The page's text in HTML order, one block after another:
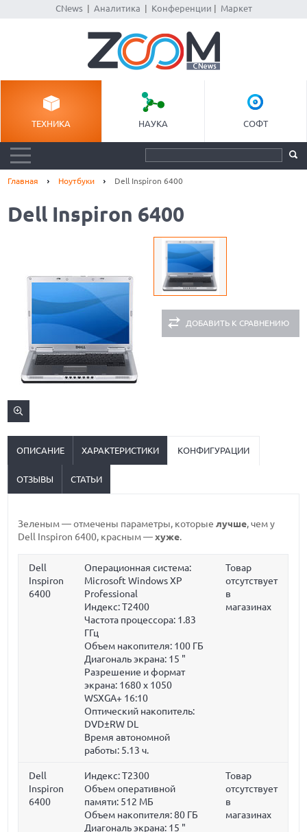
CNews| Аналитика Конференции Маркет
ТЕХНИКА НАУКА СОФТ
Главная Ноутбуки Dell Inspiron 6400
Dell Inspiron 6400
ДОБАВИТЬ К СРАВНЕНИЮ
ОПИСАНИЕ ХАРАКТЕРИСТИКИ КОНФИГУРАЦИИ
ОТЗЫВЫ СТАТЬИ
Зеленым— отмечены параметры, которыелучше, чем у
Dell Inspiron 6400, красным—хуже.
Dell
Inspiron
6400
Операционная система:
Microsoft Windows XP
Professional
Индекс: T2400
Частота процессора: 1.83
ГГц
Объем накопителя: 100 ГБ
Диагональ экрана: 15 "
Разрешение и формат
экрана: 1680 x 1050
WSXGA+ 16:10
Оптический накопитель:
DVD±RW DL
Время автономной
работы: 5.13 ч.
Товар
отсутствует
в
магазинах
Dell
Inspiron
6400
Индекс: T2300
Объем оперативной
памяти: 512 МБ
Объем накопителя:80 ГБ
Диагональ экрана: 15 "
Товар
отсутствует
в
магазинах